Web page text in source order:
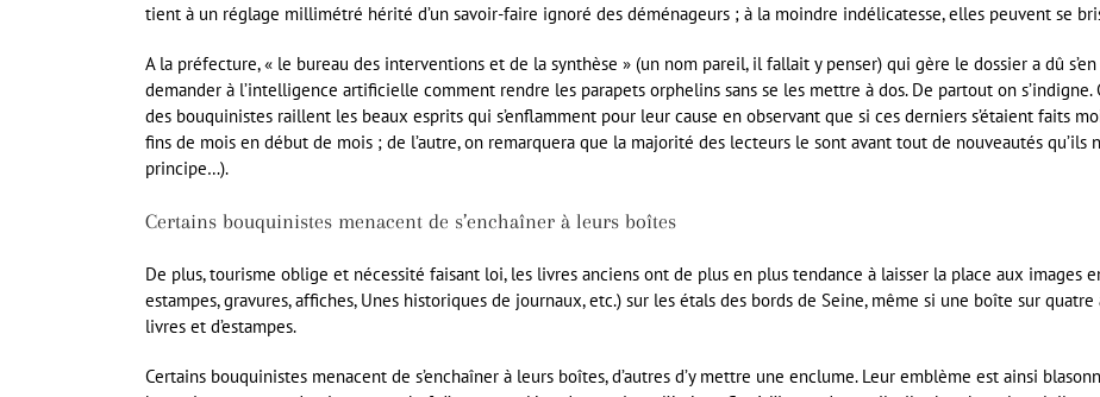
tient à un réglage millimétré hérité d’un savoir-faire ignoré des déménageurs ; à la moindre indélicatesse, elles peuvent se
A la préfecture, « le bureau des interventions et de la synthèse » (un nom pareil, il fallait y penser) qui gère le dossier a dû
demander à l’intelligence artificielle comment rendre les parapets orphelins sans se les mettre à dos. De partout on s’indigne.
des bouquinistes raillent les beaux esprits qui s’enflamment pour leur cause en observant que si ces derniers s’étaient faits
fins de mois en début de mois ; de l’autre, on remarquera que la majorité des lecteurs le sont avant tout de nouveautés qu’ils
principe…).
Certains bouquinistes menacent de s’enchaîner à leurs boîtes
De plus, tourisme oblige et nécessité faisant loi, les livres anciens ont de plus en plus tendance à laisser la place aux images
estampes, gravures, affiches, Unes historiques de journaux, etc.) sur les étals des bords de Seine, même si une boîte sur
livres et d’estampes.
Certains bouquinistes menacent de s’enchaîner à leurs boîtes, d’autres d’y mettre une enclume. Leur emblème est ainsi